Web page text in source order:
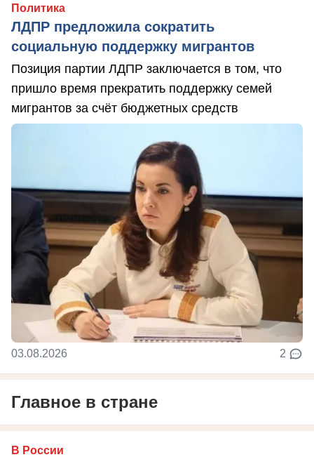
Политика
ЛДПР предложила сократить
социальную поддержку мигрантов
Позиция партии ЛДПР заключается в том, что
пришло время прекратить поддержку семей
мигрантов за счёт бюджетных средств
03.08.2026 2
Главное в стране
В России